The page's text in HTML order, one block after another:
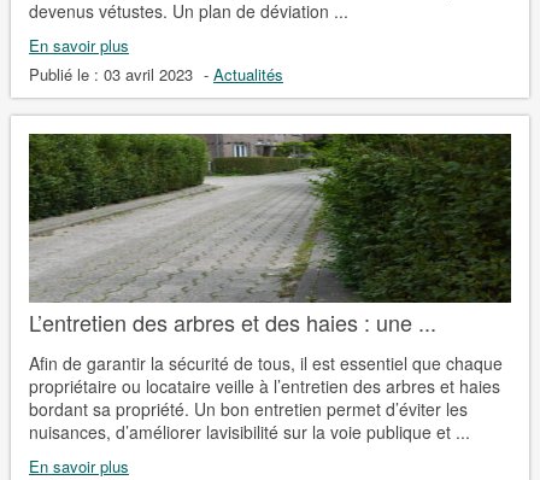
devenus vétustes. Un plan de déviation ...
En savoir plus
Publié le : 03 avril 2023 - Actualités
L’entretien des arbres et des haies : une ...
Afin de garantir la sécurité de tous, il est essentiel que chaque
propriétaire ou locataire veille à l’entretien des arbres et haies
bordant sa propriété. Un bon entretien permet d’éviter les
nuisances, d’améliorer lavisibilité sur la voie publique et ...
En savoir plus